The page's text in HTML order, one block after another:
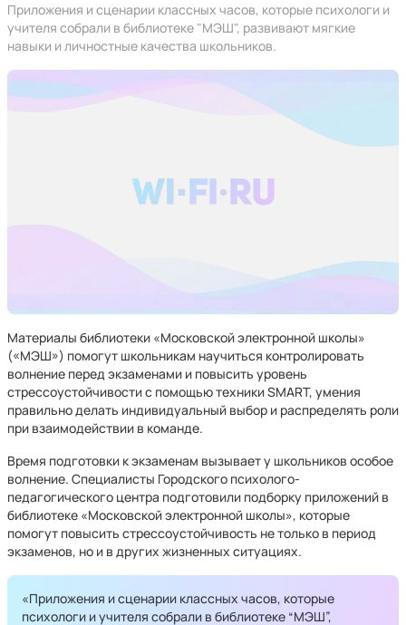
Приложения и сценарии классных часов, которые психологи и
учителя собрали в библиотеке "МЭШ", развивают мягкие
навыки и личностные качества школьников.
Материалы библиотеки «Московской электронной школы»
(«МЭШ») помогут школьникам научиться контролировать
волнение перед экзаменами и повысить уровень
стрессоустойчивости с помощью техники SMART, умения
правильно делать индивидуальный выбор и распределять роли
при взаимодействии в команде.
Время подготовки к экзаменам вызывает у школьников особое
волнение. Специалисты Городского психолого-
педагогического центра подготовили подборку приложений в
библиотеке «Московской электронной школы», которые
помогут повысить стрессоустойчивость не только в период
экзаменов, но и в других жизненных ситуациях.
«Приложения и сценарии классных часов, которые
психологи и учителя собрали в библиотеке “МЭШ”,